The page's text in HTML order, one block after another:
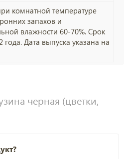
комнатной температуре
запахов и
влажности 60-70%. Срок
года. Дата выпуска указана на
черная (цветки,